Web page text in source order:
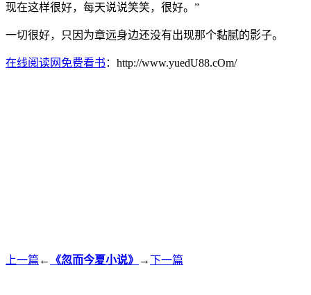
现在这样很好，每天说说笑笑，很好。”
一切很好，只因为章远身边还没有出现那个黏腻的影子。
在线阅读网免费看书 ：http://www.yuedU88.cOm/
上一篇 ← 《忽而今夏小说》 →下一篇